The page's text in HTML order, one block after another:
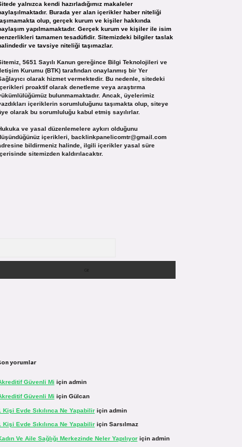
yalnızca kendi hazırladığımız makaleler
Burada yer alan içerikler haber niteliği
olup, gerçek kurum ve kişiler hakkında
yapılmamaktadır. Gerçek kurum ve kişiler ile isim
tamamen tesadüfidir. Sitemizdeki bilgiler taslak
ve tavsiye niteliği taşımazlar.
5651 Sayılı Kanun gereğince Bilgi Teknolojileri ve
İletişim Kurumu (BTK) tarafından onaylanmış bir Yer
olarak hizmet vermektedir. Bu nedenle, sitedeki
proaktif olarak denetleme veya araştırma
bulunmamaktadır. Ancak, üyelerimiz
içeriklerin sorumluluğunu taşımakta olup, siteye
olarak bu sorumluluğu kabul etmiş sayılırlar.
ve yasal düzenlemelere aykırı olduğunu
içerikleri, backlinkpanelicomtr@gmail.com
bildirmeniz halinde, ilgili içerikler yasal süre
sitemizden kaldırılacaktır.
yorumlar
Güvenli Mi için admin
Güvenli Mi için Gülcan
Kişi Evde Sıkılınca Ne Yapabiliriçin admin
Kişi Evde Sıkılınca Ne Yapabiliriçin Sarsılmaz
Ve Aile Sağlığı Merkezinde Neler Yapılıyoriçin admin